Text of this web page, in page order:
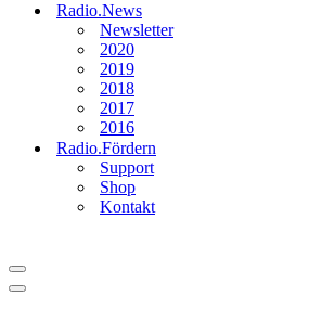
Radio.News
Newsletter
2020
2019
2018
2017
2016
Radio.Fördern
Support
Shop
Kontakt
Navigationsmenü
Navigationsmenü